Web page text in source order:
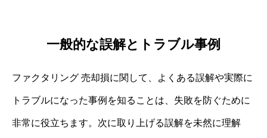
一般的な誤解とトラブル事例
ファクタリング 売却損に関して、よくある誤解や実際に
トラブルになった事例を知ることは、失敗を防ぐために
非常に役立ちます。次に取り上げる誤解を未然に理解